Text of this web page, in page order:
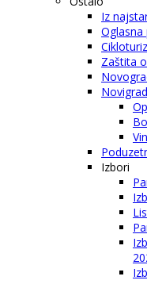
Iz
Oglasna
Zaštita
Izbori